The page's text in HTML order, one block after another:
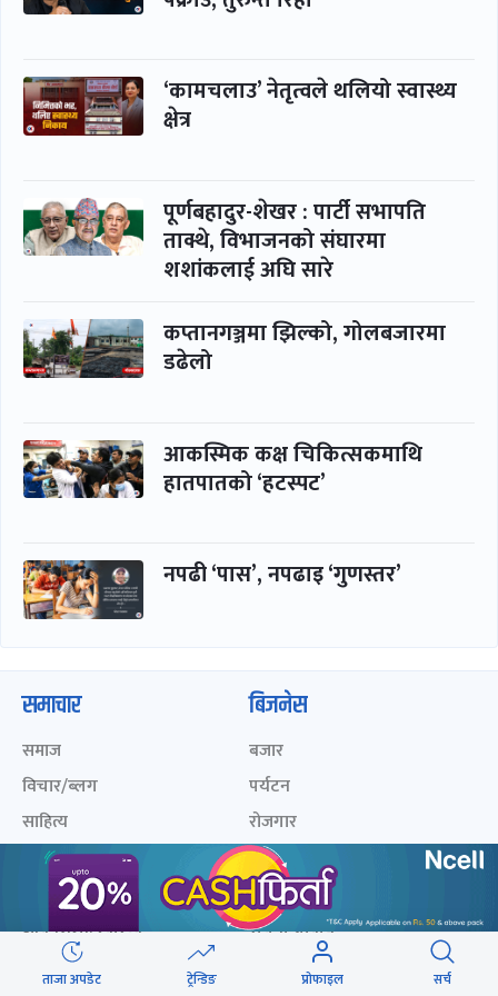
‘कामचलाउ’ नेतृत्वले थलियो स्वास्थ्य
क्षेत्र
पूर्णबहादुर-शेखर : पार्टी सभापति
ताक्थे, विभाजनको संघारमा
शशांकलाई अघि सारे
कप्तानगञ्जमा झिल्को, गोलबजारमा
डढेलो
आकस्मिक कक्ष चिकित्सकमाथि
हातपातको ‘हटस्पट’
नपढी ‘पास’, नपढाइ ‘गुणस्तर’
ताजा अपडेट ट्रेन्डिङ प्रोफाइल सर्च
समाचार
समाज
विचार/ब्लग
साहित्य
अन्तर्वार्ता
खेलकुद़़
जीवनशैली/स्वास्थ्य
बिजनेस
बजार
पर्यटन
रोजगार
बैंक / वित्त
अटो
सूचना-प्रविधि